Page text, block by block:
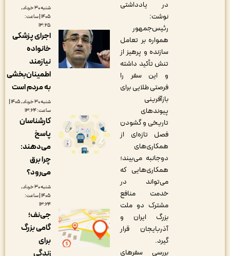
در یادداشتی
رئیس‌جمهور
همواره بر تعامل
سازنده و پرهیز از
تنش تأکید داشته
و این سفر را
فرصتی طلایی برای
بازآفرینی
پیوندهای
تاریخی و گشودن
فصل تازه‌ای از
همکاری‌های
دوجانبه می‌بیند؛
همکاری‌هایی که
می‌تواند در
خدمت منافع
مشترک دو ملت
بزرگ ایران و
آذربایجان قرار
بررسی سفرهای
شنبه ۳۰ خرداد,
۱۴۰۵ | ساعت:
اجرای پزشکی
خانواده
نیازمند
اطمینان‌بخشی
به مردم است
شنبه ۳۰ خرداد, ۱۴۰۵ |
کارشناسان
پاسخ
می‌دهند:
می‌رود؟
شنبه ۳۰ خرداد,
۱۴۰۵ | ساعت:
جی‌نف؛
گامی بزرگ
برای